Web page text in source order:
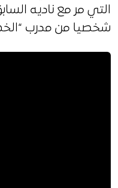
التي مر مع ناديه
شخصيا من مدرب